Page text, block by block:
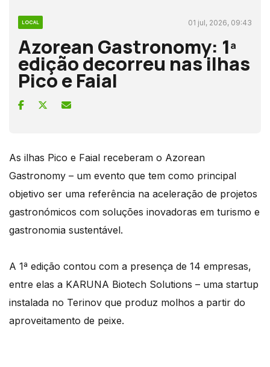
LOCAL 01 jul, 2026, 09:43
Azorean Gastronomy: 1ª
edição decorreu nas ilhas
Pico e Faial
As ilhas Pico e Faial receberam o Azorean
Gastronomy – um evento que tem como principal
objetivo ser uma referência na aceleração de projetos
gastronómicos com soluções inovadoras em turismo e
gastronomia sustentável.
A 1ª edição contou com a presença de 14 empresas,
entre elas a KARUNA Biotech Solutions – uma startup
instalada no Terinov que produz molhos a partir do
aproveitamento de peixe.